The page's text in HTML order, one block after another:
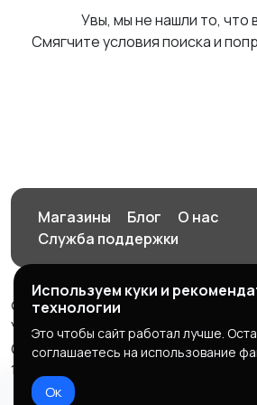
Увы, мы не нашли то, что
Смягчите условия поиска и
Магазины Блог
О нас
Служба поддержки
© 2026 Орен-АЙ - Авто |
Услуги
Создал Карусов Е.С ООО "ЦПК" ИНН
1235600008841
Используем куки и
технологии
Это чтобы сайт работал лучше.
соглашаетесь на использование
Ок